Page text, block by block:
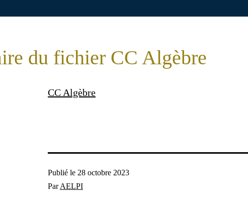
menu
menu
du fichier CC Algèbre
CC Algèbre
Publié le 28 octobre 2023
ParAELPI